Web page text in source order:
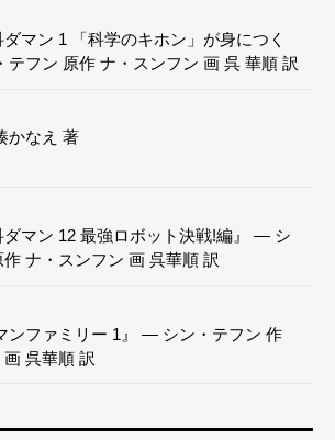
ダマン 1 「科学のキホン」が身につく
フン 原作 ナ・スンフン 画 呉 華順 訳
かなえ 著
ダマン 12 最強ロボット決戦!編』 — シ
ナ・スンフン 画 呉華順 訳
ンファミリー 1』 — シン・テフン 作
呉華順 訳